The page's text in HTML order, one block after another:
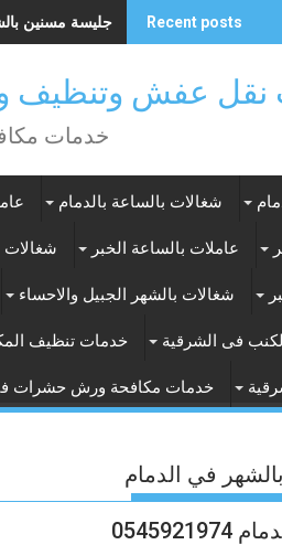
Recent posts جليسة مسنين بالشهر
نقل عفش وتنظيف
خدمات
شغالات بالساعة بالدمام
عاملات بالساعة الخبر شغالات
شغالات بالشهر الجبيل والاحساء
فى الشرقية خدمات تنظيف
خدمات مكافحة ورش حشرات
في الدمام